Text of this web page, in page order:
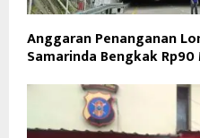
Anggaran Penanganan
Samarinda Bengkak